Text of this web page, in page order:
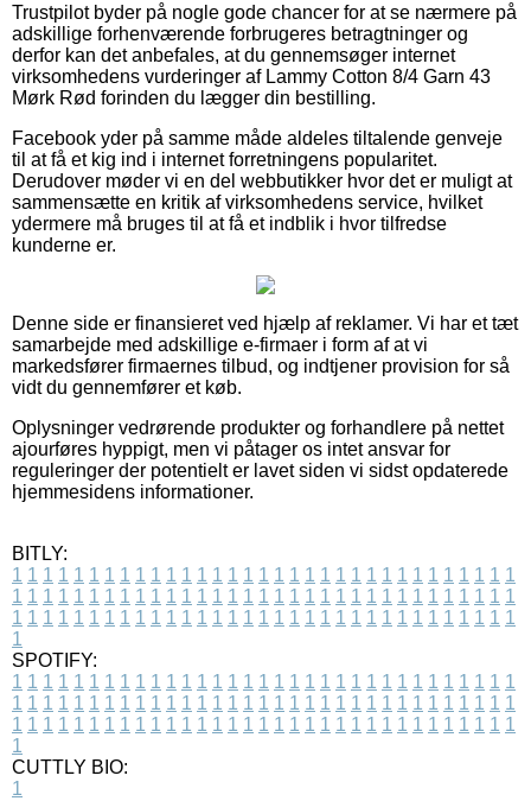
Trustpilot byder på nogle gode chancer for at se nærmere på
adskillige forhenværende forbrugeres betragtninger og
derfor kan det anbefales, at du gennemsøger internet
virksomhedens vurderinger af Lammy Cotton 8/4 Garn 43
Mørk Rød forinden du lægger din bestilling.
Facebook yder på samme måde aldeles tiltalende genveje
til at få et kig ind i internet forretningens popularitet.
Derudover møder vi en del webbutikker hvor det er muligt at
sammensætte en kritik af virksomhedens service, hvilket
ydermere må bruges til at få et indblik i hvor tilfredse
kunderne er.
Denne side er finansieret ved hjælp af reklamer. Vi har et tæt
samarbejde med adskillige e-firmaer i form af at vi
markedsfører firmaernes tilbud, og indtjener provision for så
vidt du gennemfører et køb.
Oplysninger vedrørende produkter og forhandlere på nettet
ajourføres hyppigt, men vi påtager os intet ansvar for
reguleringer der potentielt er lavet siden vi sidst opdaterede
hjemmesidens informationer.
BITLY:
1 1 1 1 1 1 1 1 1 1 1 1 1 1 1 1 1 1 1 1 1 1 1 1 1 1 1 1 1 1 1 1 1
1 1 1 1 1 1 1 1 1 1 1 1 1 1 1 1 1 1 1 1 1 1 1 1 1 1 1 1 1 1 1 1 1
1 1 1 1 1 1 1 1 1 1 1 1 1 1 1 1 1 1 1 1 1 1 1 1 1 1 1 1 1 1 1 1 1
1
SPOTIFY:
1 1 1 1 1 1 1 1 1 1 1 1 1 1 1 1 1 1 1 1 1 1 1 1 1 1 1 1 1 1 1 1 1
1 1 1 1 1 1 1 1 1 1 1 1 1 1 1 1 1 1 1 1 1 1 1 1 1 1 1 1 1 1 1 1 1
1 1 1 1 1 1 1 1 1 1 1 1 1 1 1 1 1 1 1 1 1 1 1 1 1 1 1 1 1 1 1 1 1
1
CUTTLY BIO:
1